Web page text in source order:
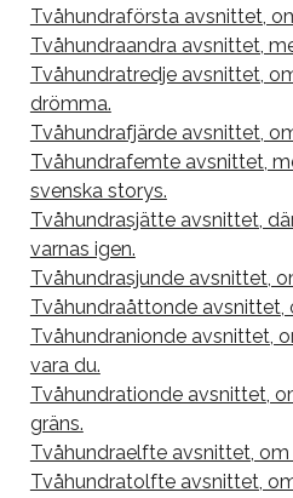
Tvåhundraförsta avsnittet,
Tvåhundraandra avsnittet,
Tvåhundratredje avsnittet,
drömma.
Tvåhundrafjärde avsnittet,
Tvåhundrafemte avsnittet,
svenska storys.
Tvåhundrasjätte avsnittet,
varnas igen.
Tvåhundrasjunde avsnittet,
Tvåhundraåttonde avsnittet,
Tvåhundranionde avsnittet,
vara du.
Tvåhundrationde avsnittet,
gräns.
Tvåhundraelfte avsnittet, om
Tvåhundratolfte avsnittet,